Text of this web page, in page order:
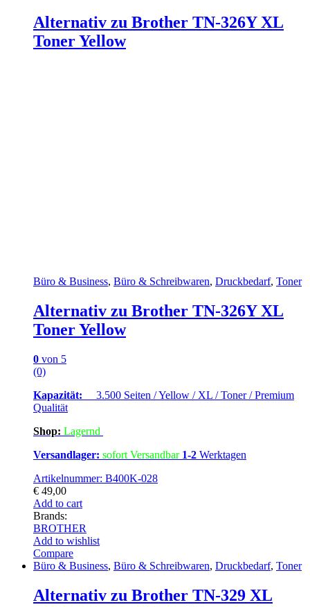
Alternativ zu Brother TN-326Y XL
Toner Yellow
Büro & Business, Büro & Schreibwaren, Druckbedarf, Toner
Alternativ zu Brother TN-326Y XL
Toner Yellow
0 von 5
(0)
Kapazität: 3.500 Seiten / Yellow / XL / Toner / Premium
Qualität
Shop: Lagernd
Versandlager: sofort Versandbar 1-2 Werktagen
Artikelnummer: B400K-028
€ 49,00
Add to cart
Brands:
BROTHER
Add to wishlist
Compare
Büro & Business, Büro & Schreibwaren, Druckbedarf, Toner
Alternativ zu Brother TN-329 XL